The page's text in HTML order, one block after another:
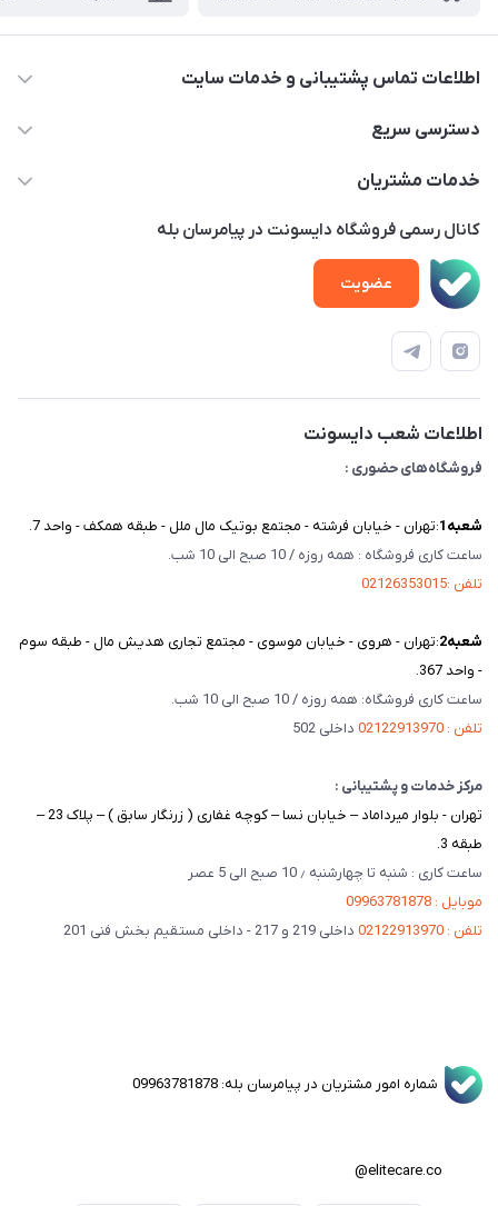
اطلاعات تماس پشتیبانی و خدمات سایت
02122913970 داخلی 219
پلاک 23 – طبقه 3
دسترسی سریع
خانه
ویدئو‌های آموزشی
دفترچه راهنمای محصولات
درباره ما
تماس با ما
خدمات مشتریان
امور مشتریان
حساب کاربری
قوانین و مقررات
کانال رسمی فروشگاه دایسونت در پیامرسان بله
عضویت
اطلاعات شعب دایسونت
فروشگاه‌های حضوری :
شعبه‌1 :تهران - خیابان فرشته - مجتمع بوتیک مال ملل - طبقه همکف - واحد 7.
ساعت کاری فروشگاه : همه روزه / 10 صبح الی 10 شب.
تلفن :02126353015
شعبه‌2 :تهران - هروی - خیابان موسوی - مجتمع تجاری هدیش مال - طبقه سوم
- واحد 367.
ساعت کاری فروشگاه: همه روزه / 10 صبح الی 10 شب.
تلفن : 02122913970
داخلی 502
مرکز خدمات و پشتیبانی :
تهران - بلوار میرداماد – خیابان نسا – کوچه غفاری ( زرنگار سابق ) – پلاک 23 –
طبقه 3.
ساعت کاری : شنبه تا چهارشنبه ٫ 10 صبح الی 5 عصر
موبایل : 09963781878
تلفن : 02122913970
داخلی 219 و 217 - داخلی مستقیم بخش فنی 201
شماره امور مشتریان در پیامرسان بله: 09963781878